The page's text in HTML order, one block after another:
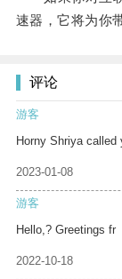
速器，它将为你
评论
游客
Horny Shriya called
2023-01-08
游客
Hello,? Greetings fr
2022-10-18